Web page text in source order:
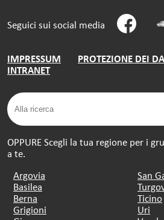
Seguici sui social media
IMPRESSUM PROTEZIONE DEI
INTRANET
OPPURE Scegli la tua regione per i
a te.
Argovia
Basilea
Berna
Grigioni
San
Ticino
Uri